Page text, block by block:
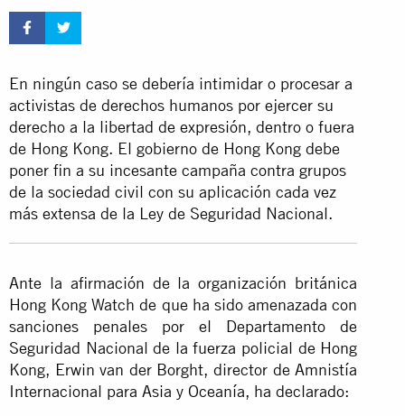
En ningún caso se debería intimidar o procesar a
activistas de derechos humanos por ejercer su
derecho a la libertad de expresión, dentro o fuera
de Hong Kong. El gobierno de Hong Kong debe
poner fin a su incesante campaña contra grupos
de la sociedad civil con su aplicación cada vez
más extensa de la Ley de Seguridad Nacional.
Ante la afirmación de la organización británica
Hong Kong Watch de que ha sido amenazada con
sanciones penales por el Departamento de
Seguridad Nacional de la fuerza policial de Hong
Kong, Erwin van der Borght, director de Amnistía
Internacional para Asia y Oceanía, ha declarado: